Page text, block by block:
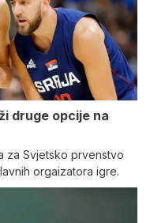
druge opcije na
za Svjetsko prvenstvo
orgaizatora igre.